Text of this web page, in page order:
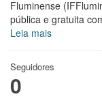
Fluminense
pública e gratuita
Leia mais
Seguidores
0